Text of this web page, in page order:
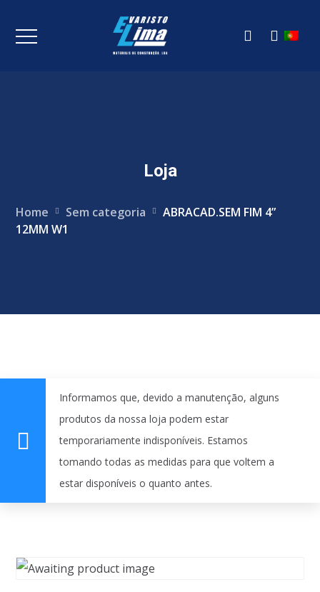
Loja
Home Sem categoria
ABRACAD.SEM FIM 4”
12MM W1
Informamos que, devido a manutenção, alguns
produtos da nossa loja podem estar
temporariamente indisponíveis. Estamos
tomando todas as medidas para que voltem a
estar disponíveis o quanto antes.